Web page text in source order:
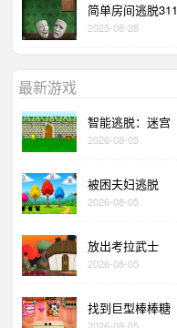
简单房间逃脱311
2025-08-28
最新游戏
智能逃脱：迷宫
2026-08-05
被困夫妇逃脱
2026-08-05
放出考拉武士
2026-08-05
找到巨型棒棒糖